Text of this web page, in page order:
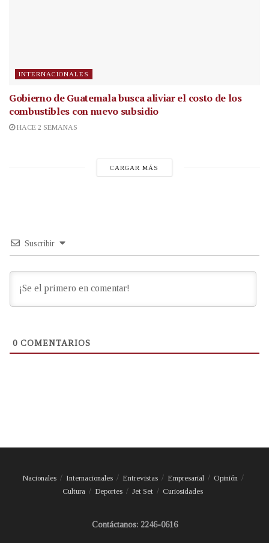
INTERNACIONALES
Gobierno de Guatemala busca aliviar el costo de los
combustibles con nuevo subsidio
HACE 2 SEMANAS
CARGAR MÁS
Suscribir
0 COMENTARIOS
Nacionales Internacionales Entrevistas Empresarial
Opinión
Cultura
Deportes Jet Set Curiosidades
Contáctanos: 2246-0616